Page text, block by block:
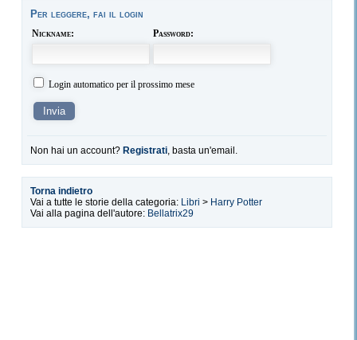
Per leggere, fai il login
Nickname: Password:
Login automatico per il prossimo mese
Non hai un account? Registrati, basta un'email.
Torna indietro
Vai a tutte le storie della categoria: Libri > Harry Potter
Vai alla pagina dell'autore: Bellatrix29